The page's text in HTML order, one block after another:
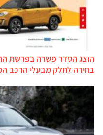
בחירה לחלק מבעלי הרכב